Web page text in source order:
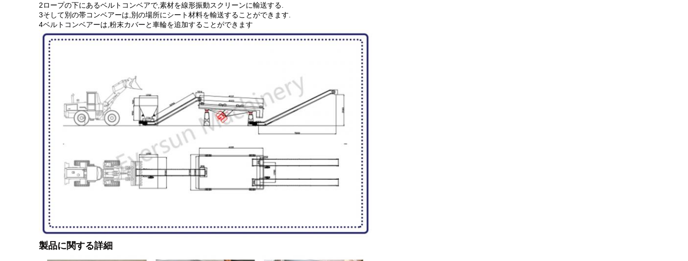
2ロープの下にあるベルトコンベアで,素材を線形振動スクリーンに輸送する.
3そして別の帯コンベアーは,別の場所にシート材料を輸送することができます.
4ベルトコンベアーは,粉末カバーと車輪を追加することができます
製品に関する詳細